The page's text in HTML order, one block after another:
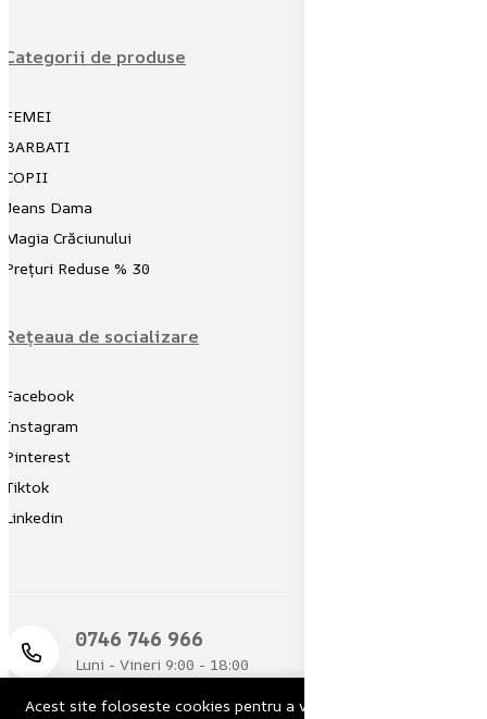
Categorii de produse
FEMEI
BARBATI
COPII
Jeans Dama
Magia Crăciunului
Prețuri Reduse % 30
Rețeaua de socializare
Facebook
Instagram
Pinterest
Tiktok
Linkedin
‪0746 746 966‬
Luni - Vineri 9:00 - 18:00
Acest site foloseste cookies pentru a va oferi